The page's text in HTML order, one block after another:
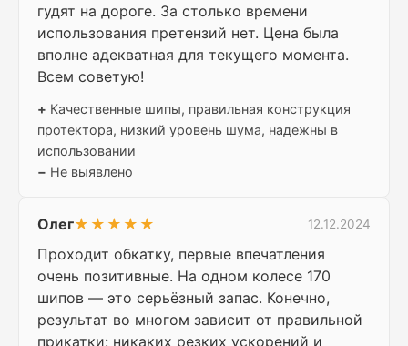
гудят на дороге. За столько времени
использования претензий нет. Цена была
вполне адекватная для текущего момента.
Всем советую!
+ Качественные шипы, правильная конструкция
протектора, низкий уровень шума, надежны в
использовании
− Не выявлено
Олег★★★★★ 12.12.2024
Проходит обкатку, первые впечатления
очень позитивные. На одном колесе 170
шипов — это серьёзный запас. Конечно,
результат во многом зависит от правильной
прикатки: никаких резких ускорений и